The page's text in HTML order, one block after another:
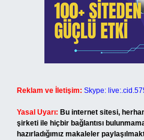
Reklam ve İletişim: Skype:
Yasal Uyarı: Bu internet sitesi,
şirketi ile hiçbir bağlantısı
hazırladığımız makaleler